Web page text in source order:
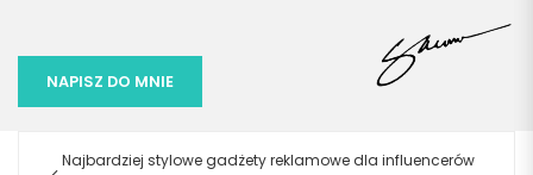
NAPISZ DO MNIE
Najbardziej stylowe gadżety reklamowe dla influencerów